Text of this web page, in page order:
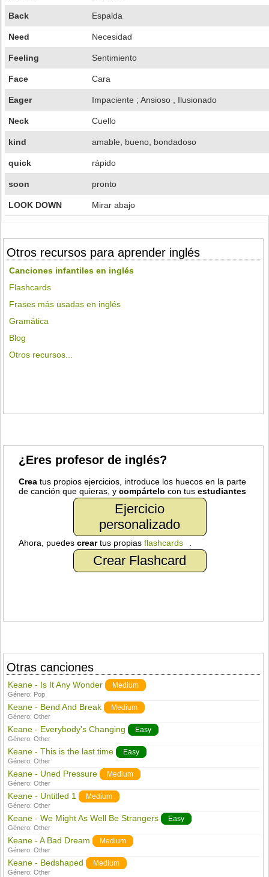
Back Espalda
Need Necesidad
Feeling Sentimiento
Face Cara
Eager Impaciente ; Ansioso , Ilusionado
Neck Cuello
kind amable, bueno, bondadoso
quick rápido
soon pronto
LOOK DOWN Mirar abajo
Otros recursos para aprender inglés
Canciones infantiles en inglés
Flashcards
Frases más usadas en inglés
Gramática
Blog
Otros recursos...
¿Eres profesor de inglés?
Crea tus propios ejercicios, introduce los huecos en la parte
de canción que quieras, ycompártelo con tusestudiantes
Ejercicio
personalizado
Ahora, puedescreartus propiasflashcards
Crear Flashcard
Otras canciones
Keane - Is It Any Wonder Medium
Género: Pop
Keane - Bend And Break Medium
Género:Other
Keane - Everybody's Changing Easy
Género:Other
Keane - This is the last time Easy
Género:Other
Keane - Uned Pressure Medium
Género:Other
Keane - Untitled 1 Medium
Género:Other
Keane - We Might As Well Be Strangers Easy
Género:Other
Keane - A Bad Dream Medium
Género:Other
Keane - Bedshaped Medium
Género:Other